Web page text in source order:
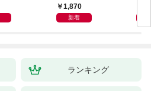
らせん流 ゆるらく歩
き
1,870
新着
ランキング